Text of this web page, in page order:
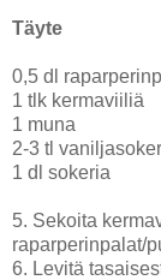
Täyte
0,5 dl
1 tlk kermaviiliä
1 muna
2-3 tl
1 dl sokeria
5. Sekoita
raparperinpalat/
6. Levitä